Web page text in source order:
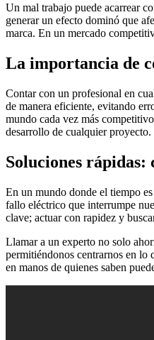
Un mal trabajo puede acarrear
generar un efecto dominó que
marca. En un mercado
La importancia de
Contar con un profesional en
de manera eficiente, evitando
mundo cada vez más
desarrollo de cualquier proyecto.
Soluciones
En un mundo donde el tiempo
fallo eléctrico que interrumpe
clave; actuar con rapidez y
Llamar a un experto no solo
permitiéndonos centrarnos en lo
en manos de quienes saben